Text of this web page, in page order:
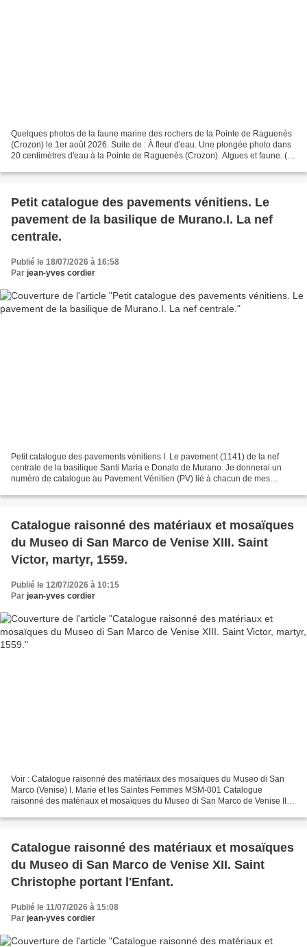
Quelques photos de la faune marine des rochers de la Pointe de Raguenès
(Crozon) le 1er août 2026. Suite de : À fleur d'eau. Une plongée photo dans
20 centimètres d'eau à la Pointe de Raguenès (Crozon). Algues et faune. (4
Petit catalogue des pavements vénitiens. Le
pavement de la basilique de Murano.I. La nef
centrale.
Publié le 18/07/2026 à 16:58
Par jean-yves cordier
Petit catalogue des pavements vénitiens I. Le pavement (1141) de la nef
centrale de la basilique Santi Maria e Donato de Murano. Je donnerai un
numéro de catalogue au Pavement Vénitien (PV) lié à chacun de mes
Catalogue raisonné des matériaux et mosaïques
du Museo di San Marco de Venise XIII. Saint
Victor, martyr, 1559.
Publié le 12/07/2026 à 10:15
Par jean-yves cordier
Voir : Catalogue raisonné des matériaux des mosaïques du Museo di San
Marco (Venise) I. Marie et les Saintes Femmes MSM-001 Catalogue
raisonné des matériaux et mosaïques du Museo di San Marco de Venise II.
Catalogue raisonné des matériaux et mosaïques
du Museo di San Marco de Venise XII. Saint
Christophe portant l'Enfant.
Publié le 11/07/2026 à 15:08
Par jean-yves cordier